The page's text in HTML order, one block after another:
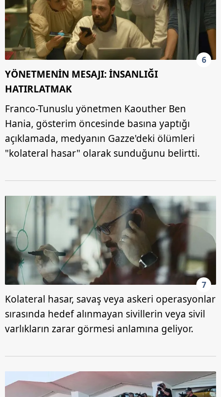
6
YÖNETMENİN MESAJI: İNSANLIĞI
HATIRLATMAK
Franco-Tunuslu yönetmen Kaouther Ben
Hania, gösterim öncesinde basına yaptığı
açıklamada, medyanın Gazze'deki ölümleri
"kolateral hasar" olarak sunduğunu belirtti.
7
Kolateral hasar, savaş veya askeri operasyonlar
sırasında hedef alınmayan sivillerin veya sivil
varlıkların zarar görmesi anlamına geliyor.